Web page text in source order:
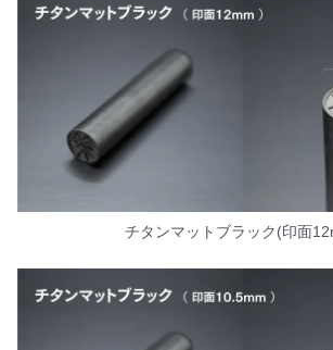
チタンマットブラック(印面